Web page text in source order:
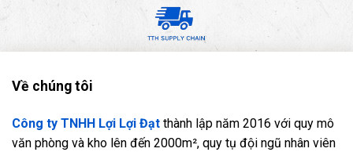
Về chúng tôi
Công ty TNHH Lợi Lợi Đạt thành lập năm 2016 với quy mô
văn phòng và kho lên đến 2000m², quy tụ đội ngũ nhân viên